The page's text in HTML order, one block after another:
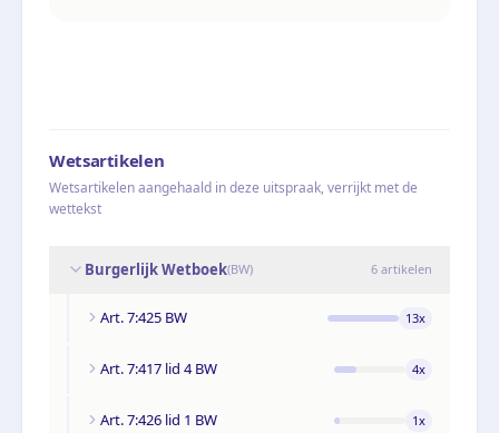
Wetsartikelen
Wetsartikelen aangehaald in deze uitspraak, verrijkt met de
wettekst
Burgerlijk Wetboek(BW) 6 artikelen
Art. 7:425 BW 13x
Art. 7:417 lid 4 BW 4x
Art. 7:426 lid 1 BW 1x